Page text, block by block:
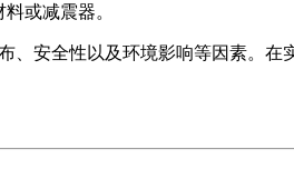
或减震器。
、安全性以及环境影响等因素。在